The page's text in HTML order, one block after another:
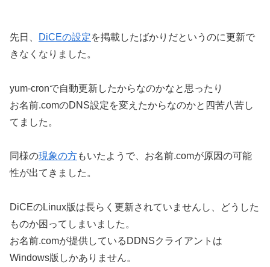
先日、 DiCEの設定を掲載したばかりだというのに更新で
きなくなりました。
yum-cronで自動更新したからなのかなと思ったり
お名前.comのDNS設定を変えたからなのかと四苦八苦し
てました。
同様の現象の方もいたようで、お名前.comが原因の可能
性が出てきました。
DiCEのLinux版は長らく更新されていませんし、どうした
ものか困ってしまいました。
お名前.comが提供しているDDNSクライアントは
Windows版しかありません。